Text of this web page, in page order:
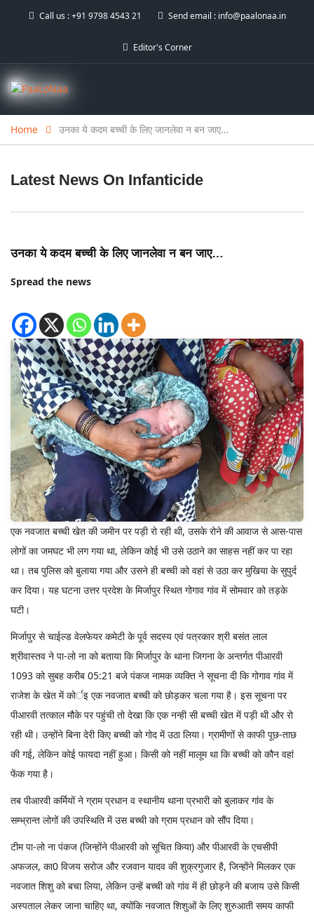
Call us :+91 9798 4543 21 Send email : info@paalonaa.in
Editor's Corner
Home उनका ये कदम बच्ची के लिए जानलेवा न बन जाए…
Latest News On Infanticide
उनका ये कदम बच्ची के लिए जानलेवा न बन जाए…
Spread the news
एक नवजात बच्ची खेत की जमीन पर पड़ी रो रही थी, उसके रोने की आवाज से आस-पास
लोगों का जमघट भी लग गया था, लेकिन कोई भी उसे उठाने का साहस नहीं कर पा रहा
था। तब पुलिस को बुलाया गया और उसने ही बच्ची को वहां से उठा कर मुखिया के सुपुर्द
कर दिया। यह घटना उत्तर प्रदेश के मिर्जापुर स्थित गोगाव गांव में सोमवार को तड़के
घटी।
मिर्जापुर से चाईल्ड वेलफेयर कमेटी के पूर्व सदस्य एवं पत्रकार श्री बसंत लाल
श्रीवास्तव ने पा-लो ना को बताया कि मिर्जापुर के थाना जिगना के अन्तर्गत पीआरवी
1093 को सुबह करीब 05:21 बजे पंकज नामक व्यक्ति ने सूचना दी कि गोगाव गांव में
राजेश के खेत में कोर्इ एक नवजात बच्ची को छोड़कर चला गया है। इस सूचना पर
पीआरवी तत्काल मौके पर पहुंची तो देखा कि एक नन्ही सी बच्ची खेत में पड़ी थी और रो
रही थी। उन्होंने बिना देरी किए बच्ची को गोद में उठा लिया। ग्रामीणों से काफी पूछ-ताछ
की गई, लेकिन कोई फायदा नहीं हुआ। किसी को नहीं मालूम था कि बच्ची को कौन वहां
फेंक गया है।
तब पीआरवी कर्मियों ने ग्राम प्रधान व स्थानीय थाना प्रभारी को बुलाकर गांव के
सम्भ्रान्त लोगों की उपस्थिति में उस बच्ची को ग्राम प्रधान को सौंप दिया।
टीम पा-लो ना पंकज (जिन्होंने पीआरवी को सूचित किया) और पीआरवी के एचसीपी
अफजल, का0 विजय सरोज और रजवान यादव की शुक्रगुजार है, जिन्होंने मिलकर एक
नवजात शिशु को बचा लिया, लेकिन उन्हें बच्ची को गांव में ही छोड़ने की बजाय उसे किसी
अस्पताल लेकर जाना चाहिए था, क्योंकि नवजात शिशुओं के लिए शुरुआती समय काफी